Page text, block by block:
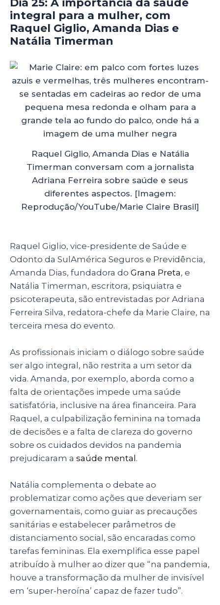
Dia 25: A importância da saúde
integral para a mulher, com
Raquel Giglio, Amanda Dias e
Natália Timerman
Raquel Giglio, Amanda Dias e Natália
Timerman conversam com a jornalista
Adriana Ferreira sobre saúde e seus
diferentes aspectos. [Imagem:
Reprodução/YouTube/Marie Claire Brasil]
Raquel Giglio, vice-presidente de Saúde e
Odonto da SulAmérica Seguros e Previdência,
Amanda Dias, fundadora do Grana Preta, e
Natália Timerman, escritora, psiquiatra e
psicoterapeuta, são entrevistadas por Adriana
Ferreira Silva, redatora-chefe da Marie Claire, na
terceira mesa do evento.
As profissionais iniciam o diálogo sobre saúde
ser algo integral, não restrita a um setor da
vida. Amanda, por exemplo, aborda como a
falta de orientações impede uma saúde
satisfatória, inclusive na área financeira. Para
Raquel, a culpabilização feminina na tomada
de decisões e a falta de clareza do governo
sobre os cuidados devidos na pandemia
prejudicaram a saúde mental.
Natália complementa o debate ao
problematizar como ações que deveriam ser
governamentais, como guiar as precauções
sanitárias e estabelecer parâmetros de
distanciamento social, são encaradas como
tarefas femininas. Ela exemplifica esse papel
atribuído à mulher ao dizer que “na pandemia,
houve a transformação da mulher de invisível
em ‘super-heroína’ capaz de fazer tudo”.